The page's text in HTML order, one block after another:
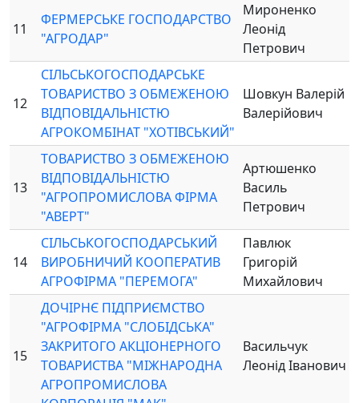
11
ФЕРМЕРСЬКЕ ГОСПОДАРСТВО
"АГРОДАР"
Мироненко
Леонід
Петрович
12
СІЛЬСЬКОГОСПОДАРСЬКЕ
ТОВАРИСТВО З ОБМЕЖЕНОЮ
ВІДПОВІДАЛЬНІСТЮ
АГРОКОМБІНАТ "ХОТІВСЬКИЙ"
Шовкун Валерій
Валерійович
13
ТОВАРИСТВО З ОБМЕЖЕНОЮ
ВІДПОВІДАЛЬНІСТЮ
"АГРОПРОМИСЛОВА ФІРМА
"АВЕРТ"
Артюшенко
Василь
Петрович
14
СІЛЬСЬКОГОСПОДАРСЬКИЙ
ВИРОБНИЧИЙ КООПЕРАТИВ
АГРОФІРМА "ПЕРЕМОГА"
Павлюк
Григорій
Михайлович
15
ДОЧІРНЄ ПІДПРИЄМСТВО
"АГРОФІРМА "СЛОБІДСЬКА"
ЗАКРИТОГО АКЦІОНЕРНОГО
ТОВАРИСТВА "МІЖНАРОДНА
АГРОПРОМИСЛОВА
Васильчук
Леонід Іванович